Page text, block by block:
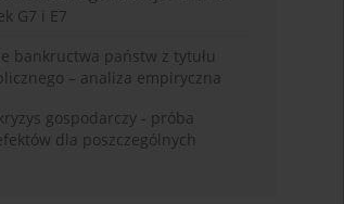
G7 i E7
bankructwa państw z tytułu
– analiza empiryczna
gospodarczy - próba
dla poszczególnych